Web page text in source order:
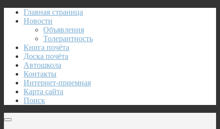
Главная страница
Новости
Объявления
Толерантность
Книга почёта
Доска почёта
Автошкола
Контакты
Интернет-приемная
Карта сайта
Поиск